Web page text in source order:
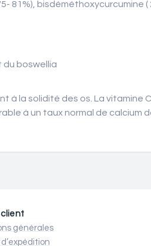
81%), bisdéméthoxycurcumine
du boswellia
la solidité des os. La vitamine
à un taux normal de calcium
client
générales